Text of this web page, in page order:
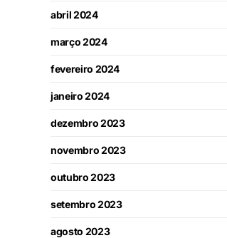
abril 2024
março 2024
fevereiro 2024
janeiro 2024
dezembro 2023
novembro 2023
outubro 2023
setembro 2023
agosto 2023